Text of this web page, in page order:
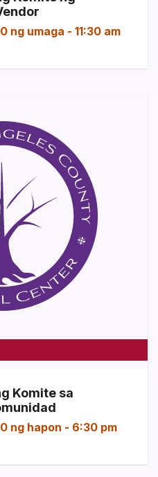
ng umaga - 11:30 am
Komite sa
ng hapon - 6:30 pm